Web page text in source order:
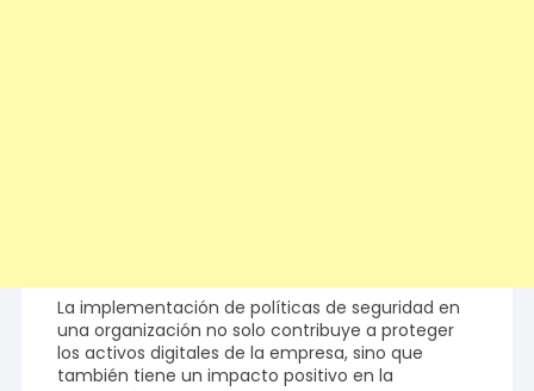
La implementación de políticas de seguridad en
una organización no solo contribuye a proteger
los activos digitales de la empresa, sino que
también tiene un impacto positivo en la